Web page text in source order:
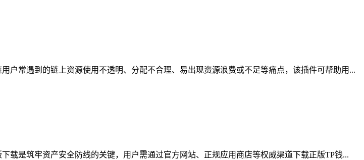
户常遇到的链上资源使用不透明、分配不合理、易出现资源浪费或不足等痛点，该插件可帮助用...
载是筑牢资产安全防线的关键，用户需通过官方网站、正规应用商店等权威渠道下载正版TP钱...